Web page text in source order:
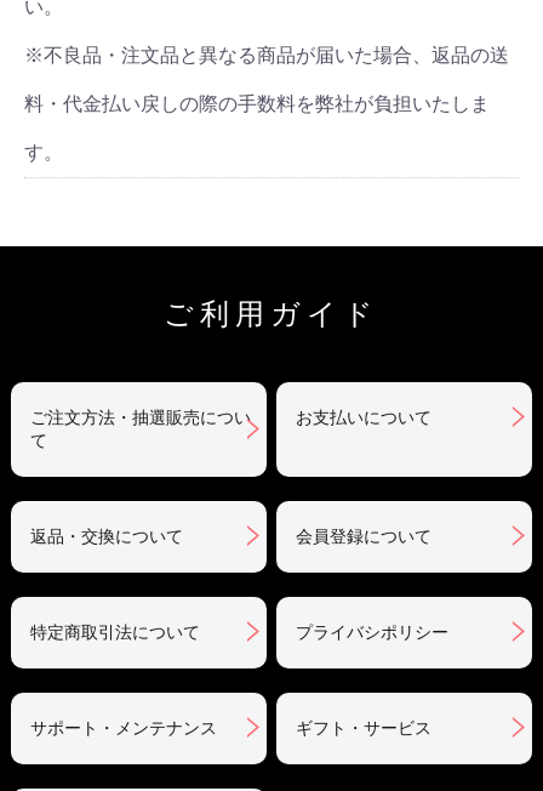
い。
※不良品・注文品と異なる商品が届いた場合、返品の送
料・代金払い戻しの際の手数料を弊社が負担いたしま
す。
ご利用ガイド
ご注文方法・抽選販売につい
て
お支払いについて
返品・交換について 会員登録について
特定商取引法について プライバシポリシー
サポート・メンテナンス ギフト・サービス